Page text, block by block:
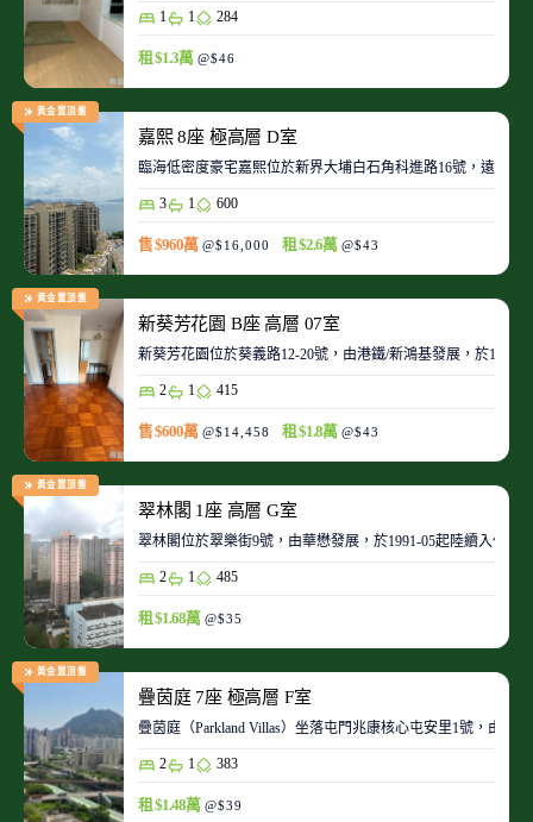
1 1 284
租 $1.3萬 @$46
黃金置頂盤
嘉熙 8座 極高層 D室
臨海低密度豪宅嘉熙位於新界大埔白石角科進路16號，遠離
3 1 600
售 $960萬 @$16,000 租 $2.6萬 @$43
黃金置頂盤
新葵芳花園 B座 高層 07室
新葵芳花園位於葵義路12-20號，由港鐵/新鴻基發展，於
2 1 415
售 $600萬 @$14,458 租 $1.8萬 @$43
黃金置頂盤
翠林閣 1座 高層 G室
翠林閣位於翠樂街9號，由華懋發展，於1991-05起陸續入伙
2 1 485
租 $1.68萬 @$35
黃金置頂盤
疊茵庭 7座 極高層 F室
疊茵庭（Parkland Villas）坐落屯門兆康核心屯安里1號，由
2 1 383
租 $1.48萬 @$39